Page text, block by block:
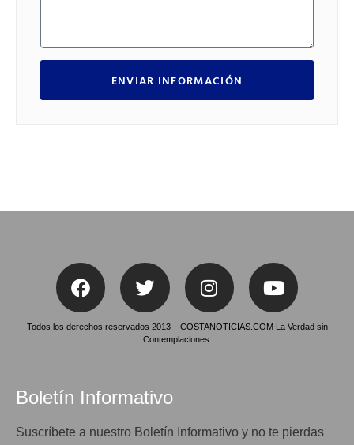
ENVIAR INFORMACIÓN
Todos los derechos reservados 2013 – COSTANOTICIAS.COM La Verdad sin
Contemplaciones.
Boletín Informativo
Suscríbete a nuestro Boletín Informativo y no te pierdas